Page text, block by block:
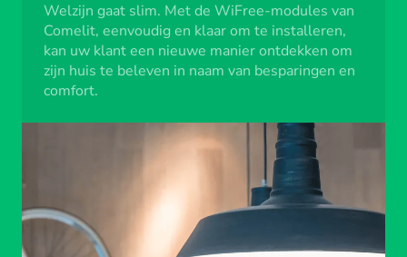
Welzijn gaat slim. Met de WiFree-modules van
Comelit, eenvoudig en klaar om te installeren,
kan uw klant een nieuwe manier ontdekken om
zijn huis te beleven in naam van besparingen en
comfort.